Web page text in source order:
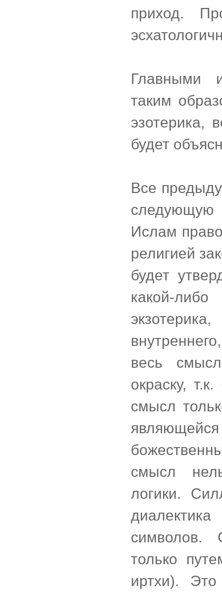
приход.
Главными
таким
эзотерика,
будет
Все
Ислам
религией
будет
какой-
весь
окраску,
смысл
смысл
логики.
символов.
только
иртхи).